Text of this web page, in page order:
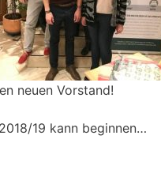
neuen Vorstand!
19 kann beginnen…